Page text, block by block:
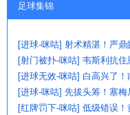
足球集锦
[进球-咪咕] 射术精湛！严
[射门被扑-咪咕] 韦斯利抗
[进球无效-咪咕] 白高兴了
[进球-咪咕] 先拔头筹！塞
[红牌罚下-咪咕] 低级错误